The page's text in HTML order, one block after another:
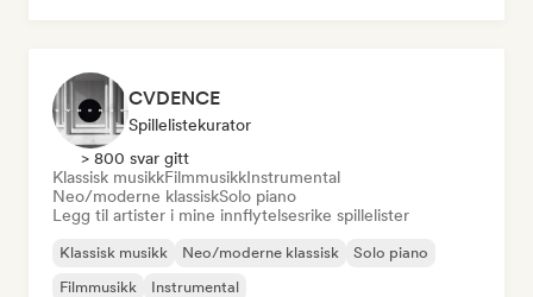
CVDENCE
Spillelistekurator
> 800 svar gitt
Klassisk musikkFilmmusikkInstrumental
Neo/moderne klassiskSolo piano
Legg til artister i mine innflytelsesrike spillelister
Klassisk musikk Neo/moderne klassisk
Solo piano
Filmmusikk
Instrumental